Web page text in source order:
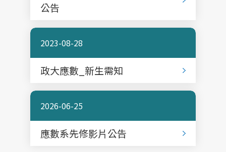
公告
2023-08-28
政大應數_新生需知
2026-06-25
應數系先修影片公告